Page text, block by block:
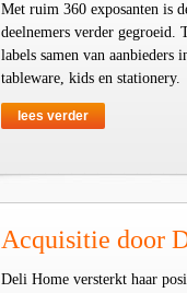
Met ruim 360 exposanten is
deelnemers verder gegroeid.
labels samen van
tableware, kids en stationery.
lees verder
Acquisitie door
Deli Home versterkt haar